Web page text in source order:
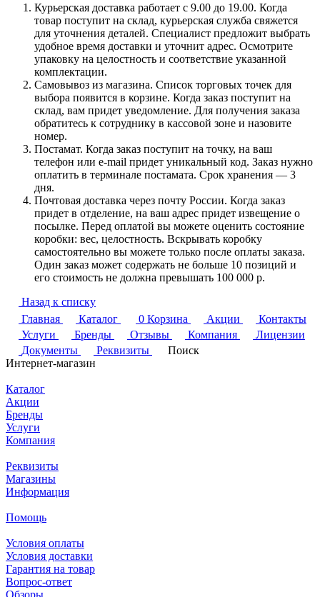
Курьерская доставка работает с 9.00 до 19.00. Когда
товар поступит на склад, курьерская служба свяжется
для уточнения деталей. Специалист предложит выбрать
удобное время доставки и уточнит адрес. Осмотрите
упаковку на целостность и соответствие указанной
комплектации.
Самовывоз из магазина. Список торговых точек для
выбора появится в корзине. Когда заказ поступит на
склад, вам придет уведомление. Для получения заказа
обратитесь к сотруднику в кассовой зоне и назовите
номер.
Постамат. Когда заказ поступит на точку, на ваш
телефон или e-mail придет уникальный код. Заказ нужно
оплатить в терминале постамата. Срок хранения — 3
дня.
Почтовая доставка через почту России. Когда заказ
придет в отделение, на ваш адрес придет извещение о
посылке. Перед оплатой вы можете оценить состояние
коробки: вес, целостность. Вскрывать коробку
самостоятельно вы можете только после оплаты заказа.
Один заказ может содержать не больше 10 позиций и
его стоимость не должна превышать 100 000 р.
Назад к списку
Главная
Каталог 0 Корзина Акции
Контакты
Услуги
Бренды Отзывы Компания
Лицензии
Документы
Реквизиты
Поиск
Интернет-магазин
Каталог
Акции
Бренды
Услуги
Компания
Реквизиты
Магазины
Информация
Помощь
Условия оплаты
Условия доставки
Гарантия на товар
Вопрос-ответ
Обзоры